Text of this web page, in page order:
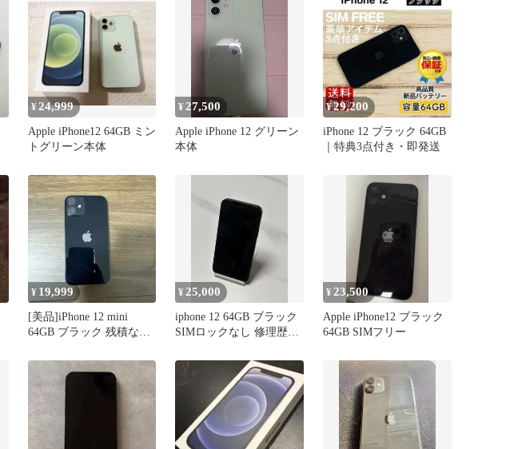
¥24,999
Apple iPhone12 64GB ミン
トグリーン本体
¥27,500
Apple iPhone 12 グリーン
本体
¥29,200
iPhone 12 ブラック 64GB
｜特典3点付き・即発送
¥ 19,999
[美品]iPhone 12 mini
64GB ブラック 残積なし
¥25,000
iphone 12 64GB ブラック
SIMロックなし 修理歴な
¥23,500
Apple iPhone12 ブラック
64GB SIMフリー